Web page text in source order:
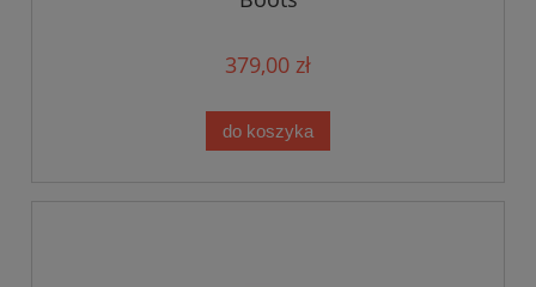
379,00 zł
do koszyka